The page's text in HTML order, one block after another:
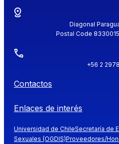
Diagonal
Postal Code
+56 2
Contactos
Enlaces de interés
Universidad de ChileSecretaría de
Sexuales (OGDIS)Proveedores/